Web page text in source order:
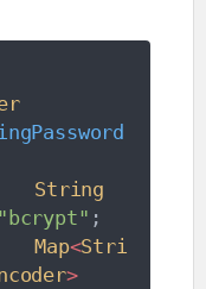
String
"bcrypt" ;
Map<Stri
>